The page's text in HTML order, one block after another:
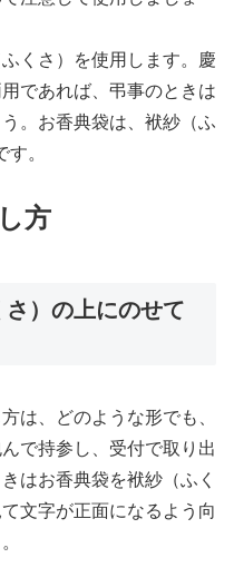
くさ）を使用します。慶
であれば、弔事のときは
。お香典袋は、袱紗（ふ
。
方
）の上にのせて
は、どのような形でも、
で持参し、受付で取り出
はお香典袋を袱紗（ふく
文字が正面になるよう向